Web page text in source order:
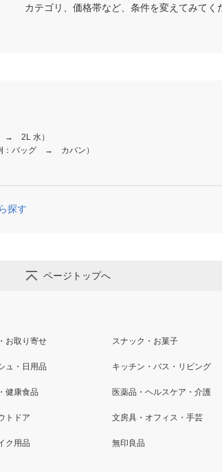
カテゴリ、価格帯など、条件を変えてみてく
→ 2L 水）
：バッグ → カバン）
探す
ページトップへ
お取り寄せ スナック・お菓子
ュ・日用品 キッチン・バス・リビング
健康食品 医薬品・ヘルスケア・介護
トドア 文房具・オフィス・手芸
ク用品 無印良品